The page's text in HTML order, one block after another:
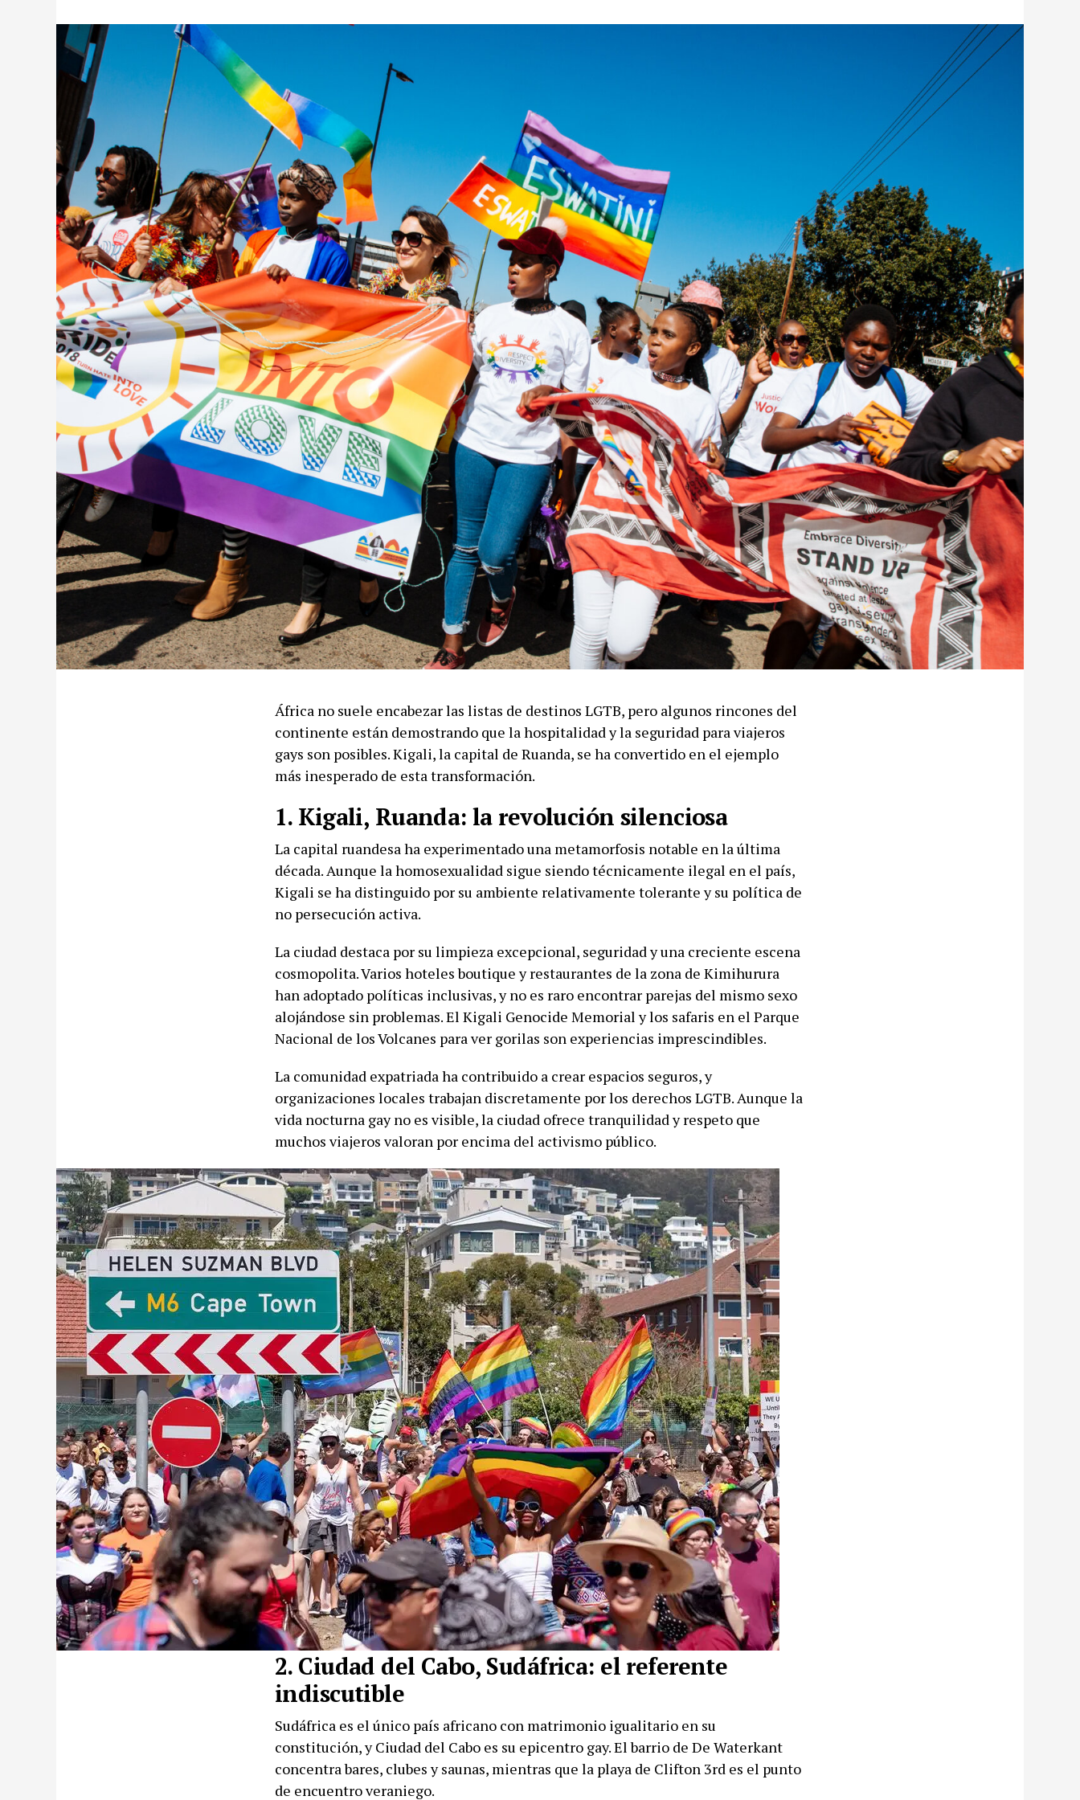
África no suele encabezar las listas de destinos LGTB, pero algunos rincones del
continente están demostrando que la hospitalidad y la seguridad para viajeros
gays son posibles. Kigali, la capital de Ruanda, se ha convertido en el ejemplo
más inesperado de esta transformación.
1. Kigali, Ruanda: la revolución silenciosa
La capital ruandesa ha experimentado una metamorfosis notable en la última
década. Aunque la homosexualidad sigue siendo técnicamente ilegal en el país,
Kigali se ha distinguido por su ambiente relativamente tolerante y su política de
no persecución activa.
La ciudad destaca por su limpieza excepcional, seguridad y una creciente escena
cosmopolita. Varios hoteles boutique y restaurantes de la zona de Kimihurura
han adoptado políticas inclusivas, y no es raro encontrar parejas del mismo sexo
alojándose sin problemas. El Kigali Genocide Memorial y los safaris en el Parque
Nacional de los Volcanes para ver gorilas son experiencias imprescindibles.
La comunidad expatriada ha contribuido a crear espacios seguros, y
organizaciones locales trabajan discretamente por los derechos LGTB. Aunque la
vida nocturna gay no es visible, la ciudad ofrece tranquilidad y respeto que
muchos viajeros valoran por encima del activismo público.
2. Ciudad del Cabo, Sudáfrica: el referente
indiscutible
Sudáfrica es el único país africano con matrimonio igualitario en su
constitución, y Ciudad del Cabo es su epicentro gay. El barrio de De Waterkant
concentra bares, clubes y saunas, mientras que la playa de Clifton 3rd es el punto
de encuentro veraniego.